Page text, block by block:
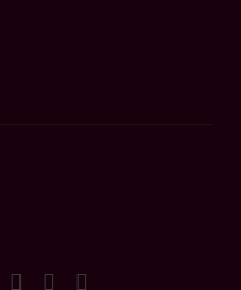
facebookinstagram
linkedIn